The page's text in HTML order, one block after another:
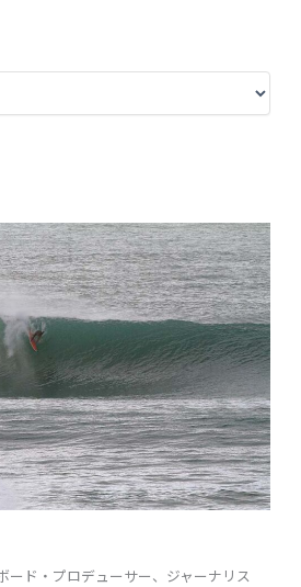
ード・プロデューサー、ジャーナリス